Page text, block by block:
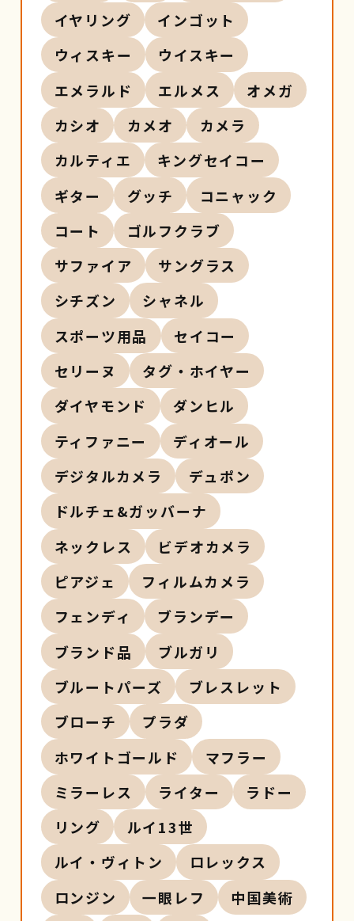
イヤリング
インゴット
ウィスキー
ウイスキー
エメラルド
エルメス
オメガ
カシオ
カメオ
カメラ
カルティエ
キングセイコー
ギター
グッチ
コニャック
コート
ゴルフクラブ
サファイア
サングラス
シチズン
シャネル
スポーツ用品
セイコー
セリーヌ
タグ・ホイヤー
ダイヤモンド
ダンヒル
ティファニー
ディオール
デジタルカメラ
デュポン
ドルチェ&ガッバーナ
ネックレス
ビデオカメラ
ピアジェ
フィルムカメラ
フェンディ
ブランデー
ブランド品
ブルガリ
ブルートパーズ
ブレスレット
ブローチ
プラダ
ホワイトゴールド
マフラー
ミラーレス
ライター
ラドー
リング
ルイ13世
ルイ・ヴィトン
ロレックス
ロンジン
一眼レフ
中国美術